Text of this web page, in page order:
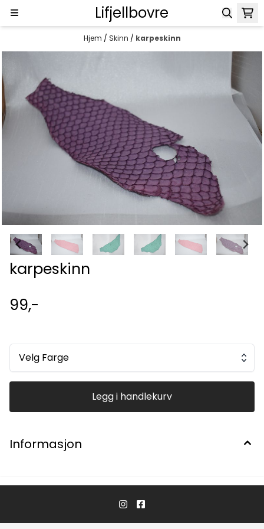
Hopp til innhold Lifjellbovre
Hjem / Skinn / karpeskinn
karpeskinn
99,-
Velg Farge
Legg i handlekurv
Informasjon